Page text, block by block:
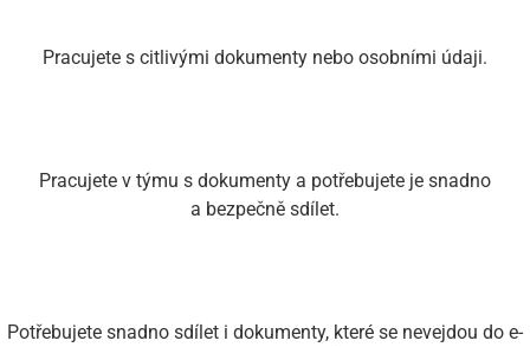
Pracujete s citlivými dokumenty nebo osobními údaji.
Pracujete v týmu s dokumenty a potřebujete je snadno
a bezpečně sdílet.
Potřebujete snadno sdílet i dokumenty, které se nevejdou do e-